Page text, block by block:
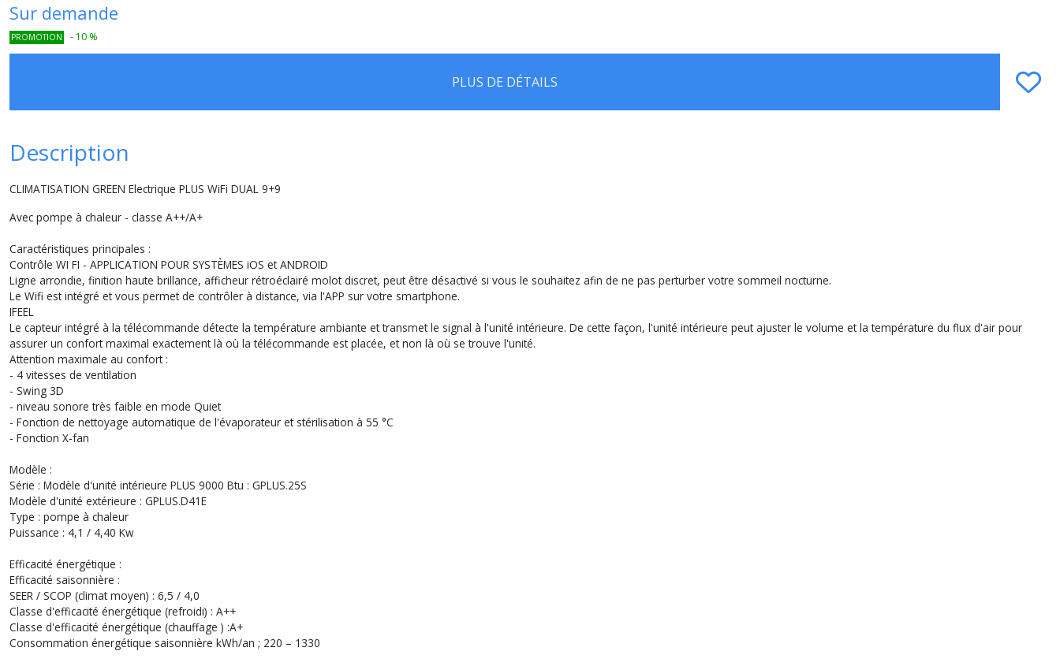
Sur demande
PROMOTION - 10 %
PLUS DE DÉTAILS
Description
CLIMATISATION GREEN Electrique PLUS WiFi DUAL 9+9
Avec pompe à chaleur - classe A++/A+
Caractéristiques principales :
Contrôle WI FI - APPLICATION POUR SYSTÈMES iOS et ANDROID
Ligne arrondie, finition haute brillance, afficheur rétroéclairé molot discret, peut être désactivé si vous le souhaitez afin de ne pas perturber votre sommeil nocturne.
Le Wifi est intégré et vous permet de contrôler à distance, via l'APP sur votre smartphone.
IFEEL
Le capteur intégré à la télécommande détecte la température ambiante et transmet le signal à l'unité intérieure. De cette façon, l'unité intérieure peut ajuster le volume et la température du flux d'air pour
assurer un confort maximal exactement là où la télécommande est placée, et non là où se trouve l'unité.
Attention maximale au confort :
- 4 vitesses de ventilation
- Swing 3D
- niveau sonore très faible en mode Quiet
- Fonction de nettoyage automatique de l'évaporateur et stérilisation à 55 °C
- Fonction X-fan
Modèle :
Série : Modèle d'unité intérieure PLUS 9000 Btu : GPLUS.25S
Modèle d'unité extérieure : GPLUS.D41E
Type : pompe à chaleur
Puissance : 4,1 / 4,40 Kw
Efficacité énergétique :
Efficacité saisonnière :
SEER / SCOP (climat moyen) : 6,5 / 4,0
Classe d'efficacité énergétique (refroidi) : A++
Classe d'efficacité énergétique (chauffage ) :A+
Consommation énergétique saisonnière kWh/an ; 220 – 1330